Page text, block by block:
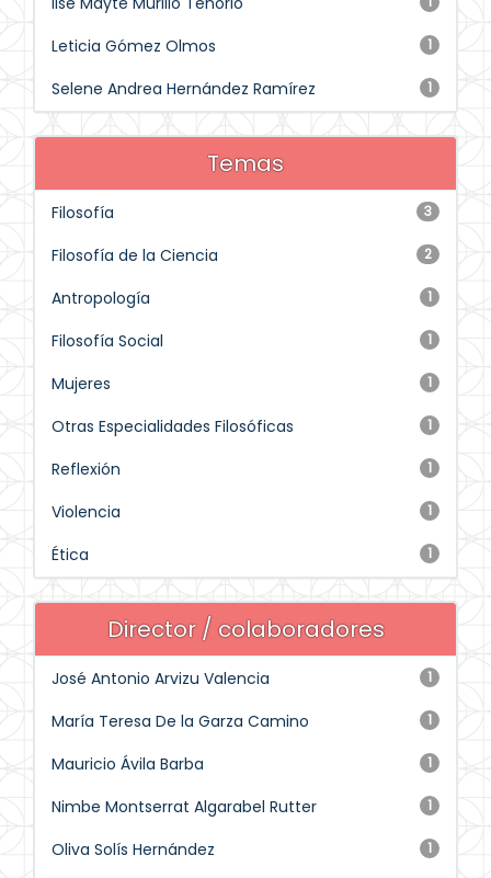
1
Leticia Gómez Olmos
1
Selene Andrea Hernández Ramírez
Temas
3
Filosofía
2
Filosofía de la Ciencia
1
Antropología
1
Filosofía Social
1
Mujeres
1
Otras Especialidades Filosóficas
1
Reflexión
1
Violencia
1
Ética
Director / colaboradores
1
José Antonio Arvizu Valencia
1
María Teresa De la Garza Camino
1
Mauricio Ávila Barba
1
Nimbe Montserrat Algarabel Rutter
1
Oliva Solís Hernández